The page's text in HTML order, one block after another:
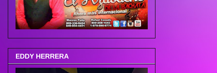
EDDY HERRERA